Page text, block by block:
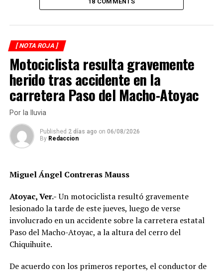
zona para evitar nuevos altercados, mientras se recaban
colonia fortinense, quienes solicitaron mayor vigilancia
debido a los recurrentes conflictos vecinales que se
registran en el área.
RELATED TOPICS:
DESPUÉS
Hallan dos cuerpos con huellas de violencia en vivienda
Muere una segunda víctima de la balacera en la colonia
Antorchista
[ NOTA ROJA ]
Motociclista resulta gravemente
herido tras accidente en la
carretera Paso del Macho-Atoyac
Por la lluvia
Published 2 días ago on 06/08/2026
By Redaccion
Miguel Ángel Contreras Mauss
Atoyac, Ver.-Un motociclista resultó gravemente
lesionado la tarde de este jueves, luego de verse
involucrado en un accidente sobre la carretera estatal
Paso del Macho-Atoyac, a la altura del cerro del
Chiquihuite.
De acuerdo con los primeros reportes, el conductor de